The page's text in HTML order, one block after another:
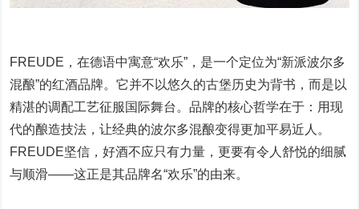
FREUDE，在德语中寓意“欢乐”，是一个定位为“新派波尔多
混酿”的红酒品牌。它并不以悠久的古堡历史为背书，而是以
精湛的调配工艺征服国际舞台。品牌的核心哲学在于：用现
代的酿造技法，让经典的波尔多混酿变得更加平易近人。
FREUDE坚信，好酒不应只有力量，更要有令人舒悦的细腻
与顺滑——这正是其品牌名“欢乐”的由来。